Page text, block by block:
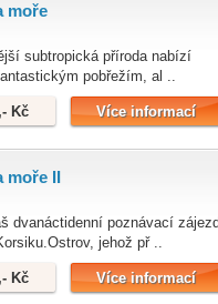
moře
subtropická příroda nabízí
pobřežím, al ..
Kč Více informací
moře II
dvanáctidenní poznávací zájezd
jehož př ..
Kč Více informací